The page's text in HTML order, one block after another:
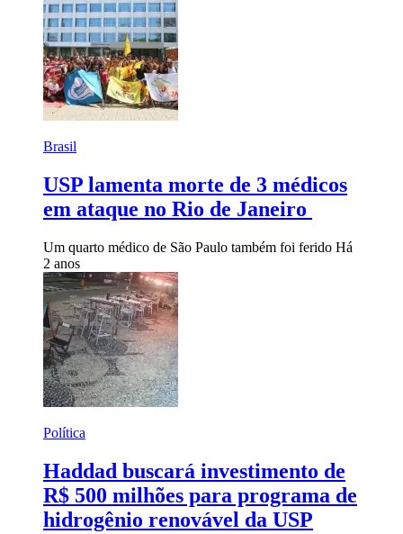
Brasil
USP lamenta morte de 3 médicos
em ataque no Rio de Janeiro
Um quarto médico de São Paulo também foi ferido Há
2 anos
Política
Haddad buscará investimento de
R$ 500 milhões para programa de
hidrogênio renovável da USP